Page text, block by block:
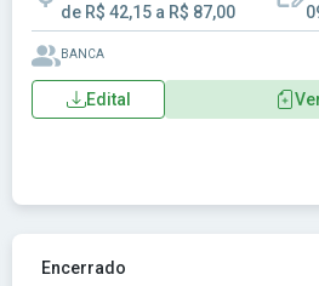
de R$ 42,15 a R$ 87,00
BANCA
Edital
Ver concurso: Prefeitura de
Encerrado